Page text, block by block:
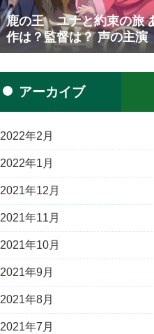
鹿の王 ユナと約束の旅
作は？監督は？ 声の主
アーカイブ
2022年2月
2022年1月
2021年12月
2021年11月
2021年10月
2021年9月
2021年8月
2021年7月